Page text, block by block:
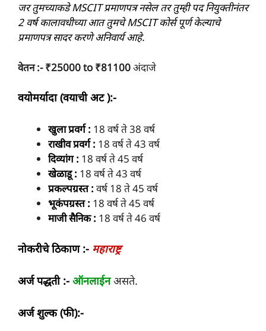
जर तुमच्याकडे MSCIT प्रमाणपत्र नसेल तर तुम्ही पद नियुक्तीनंतर
2 वर्ष कालावधीच्या आत तुमचे MSCIT कोर्स पूर्ण केल्याचे
प्रमाणपत्र सादर करणे अनिवार्य आहे.
वेतन :- ₹25000 to ₹81100अंदाजे
वयोमर्यादा (वयाची अट ):-
खुला प्रवर्ग : 18 वर्ष ते 38 वर्ष
राखीव प्रवर्ग : 18 वर्ष ते 43 वर्ष
दिव्यांग : 18 वर्ष ते 45 वर्ष
खेळाडू : 18 वर्ष ते 43 वर्ष
प्रकल्पग्रस्त : वर्ष 18 ते 45 वर्ष
भूकंपग्रस्त : 18 वर्ष ते 45 वर्ष
माजी सैनिक : 18 वर्ष ते 46 वर्ष
नोकरीचे ठिकाण :- महाराष्ट्र
अर्ज पद्धती :- ऑनलाईन असते.
अर्ज शुल्क (फी):-